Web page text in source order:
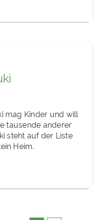
mag Kinder und will
tausende anderer
steht auf der Liste
Heim.